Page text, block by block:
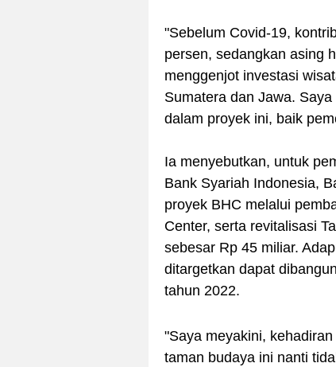
"Sebelum Covid-19,
persen, sedangkan asing
menggenjot investasi
Sumatera dan Jawa.
dalam proyek ini, baik
Ia menyebutkan, untuk
Bank Syariah Indonesia,
proyek BHC melalui
Center, serta revitalisasi
sebesar Rp 45 miliar.
ditargetkan dapat
tahun 2022.
"Saya meyakini,
taman budaya ini nanti